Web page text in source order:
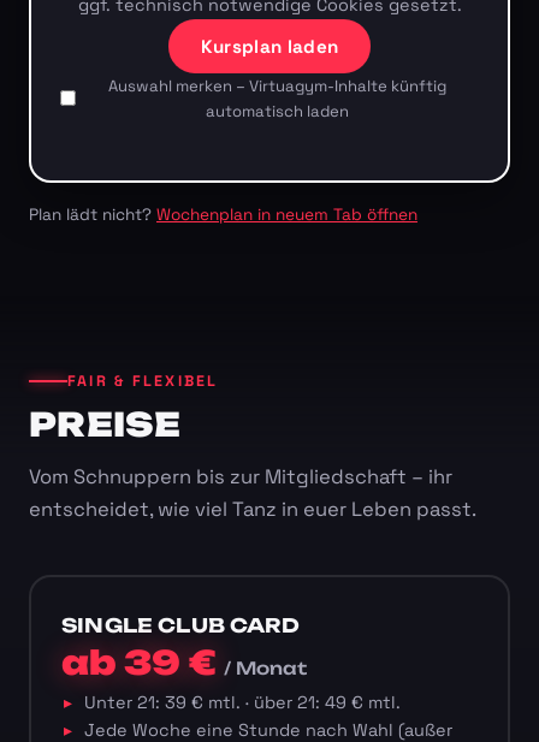
ggf. technisch notwendige Cookies gesetzt.
Kursplan laden
Auswahl merken – Virtuagym-Inhalte künftig
automatisch laden
Plan lädt nicht? Wochenplan in neuem Tab öffnen
FAIR & FLEXIBEL
PREISE
Vom Schnuppern bis zur Mitgliedschaft – ihr
entscheidet, wie viel Tanz in euer Leben passt.
SINGLE CLUB CARD
ab 39 €/ Monat
Unter 21: 39 € mtl. · über 21: 49 € mtl.
Jede Woche eine Stunde nach Wahl (außer